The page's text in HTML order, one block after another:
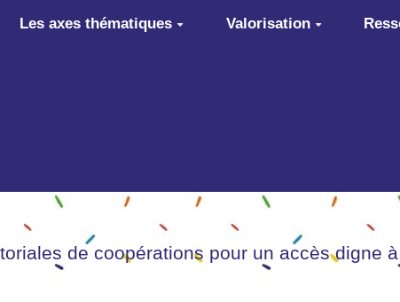
Les axes thématiques Valorisation
de coopérations pour un accès digne